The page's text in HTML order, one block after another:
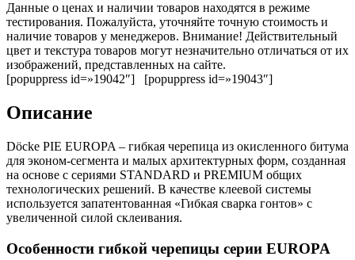
Данные о ценах и наличии товаров находятся в режиме
тестирования. Пожалуйста, уточняйте точную стоимость и
наличие товаров у менеджеров. Внимание! Действительный
цвет и текстура товаров могут незначительно отличаться от их
изображений, представленных на сайте.
[popuppress id=»19042″] [popuppress id=»19043″]
Описание
Döcke PIE EUROPA – гибкая черепица из окисленного битума
для эконом-сегмента и малых архитектурных форм, созданная
на основе с сериями STANDARD и PREMIUM общих
технологических решений. В качестве клеевой системы
используется запатентованная «Гибкая сварка гонтов» с
увеличенной силой склеивания.
Особенности гибкой черепицы серии EUROPA